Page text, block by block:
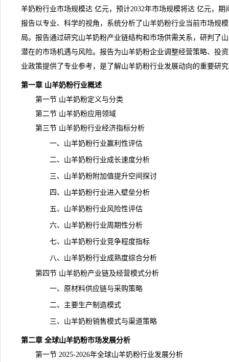
羊奶粉行业市场规模达 亿元，预计2032年市场规模将达 亿元，期
报告以专业、科学的视角，系统分析了山羊奶粉行业当前市场规
局。报告通过研究山羊奶粉产业链结构和市场供需关系，研判了
潜在的市场机遇与风险。报告为山羊奶粉企业调整经营策略、投
业政策提供了专业参考，是了解山羊奶粉行业发展动向的重要研
第一章 山羊奶粉行业概述
第一节 山羊奶粉定义与分类
第二节 山羊奶粉应用领域
第三节 山羊奶粉行业经济指标分析
一、山羊奶粉行业赢利性评估
二、山羊奶粉行业成长速度分析
三、山羊奶粉附加值提升空间探讨
四、山羊奶粉行业进入壁垒分析
五、山羊奶粉行业风险性评估
六、山羊奶粉行业周期性分析
七、山羊奶粉行业竞争程度指标
八、山羊奶粉行业成熟度综合分析
第四节 山羊奶粉产业链及经营模式分析
一、原材料供应链与采购策略
二、主要生产制造模式
三、山羊奶粉销售模式与渠道策略
第二章 全球山羊奶粉市场发展分析
第一节 2025-2026年全球山羊奶粉行业发展分析